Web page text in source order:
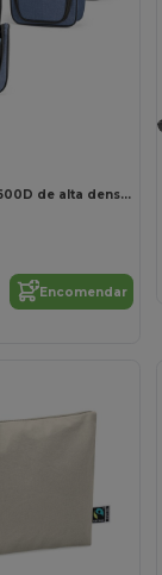
Necessaire em 600D de alta densidade
Encomendar